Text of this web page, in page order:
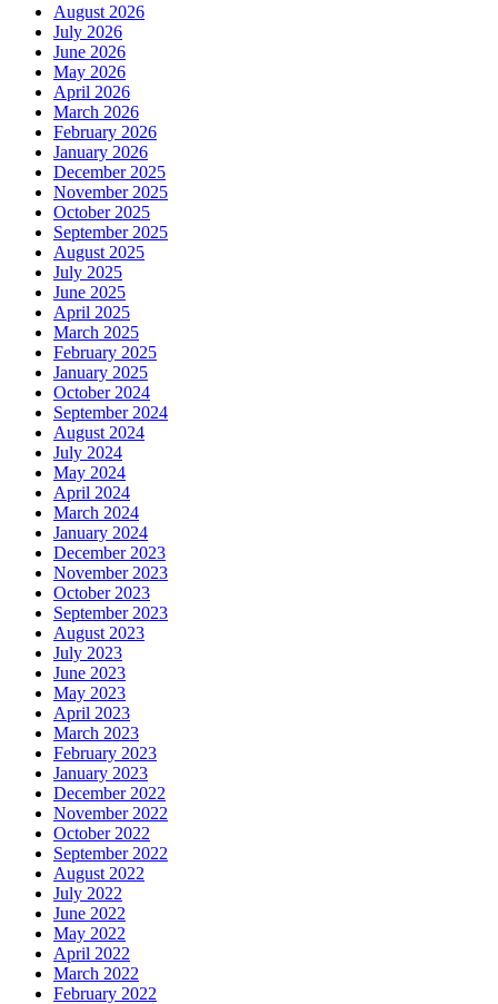
August 2026
July 2026
June 2026
May 2026
April 2026
March 2026
February 2026
January 2026
December 2025
November 2025
October 2025
September 2025
August 2025
July 2025
June 2025
April 2025
March 2025
February 2025
January 2025
October 2024
September 2024
August 2024
July 2024
May 2024
April 2024
March 2024
January 2024
December 2023
November 2023
October 2023
September 2023
August 2023
July 2023
June 2023
May 2023
April 2023
March 2023
February 2023
January 2023
December 2022
November 2022
October 2022
September 2022
August 2022
July 2022
June 2022
May 2022
April 2022
March 2022
February 2022